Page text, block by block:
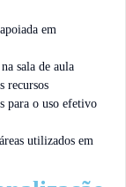
em
sala de aula
recursos
para o uso efetivo
utilizados em